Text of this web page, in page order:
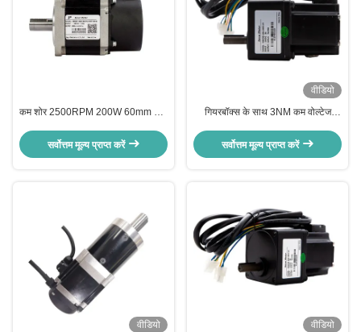
कम शोर 2500RPM 200W 60mm सर्वो
सर्वोत्तम मूल्य प्राप्त करें
वीडियो
गियरबॉक्स के साथ 3NM कम वोल्टेज
सर्वोत्तम मूल्य प्राप्त करें
वीडियो
वीडियो